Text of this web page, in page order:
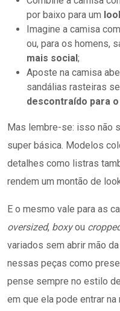
por baixo para um
Imagine a camisa
ou, para os homens,
mais social ;
Aposte na camisa
sandálias rasteiras
descontraído para o
Mas lembre-se: isso não
super básica. Modelos
detalhes como listras
rendem um montão de
E o mesmo vale para as
oversized, boxyou
variados sem abrir mão
nessas peças como
pense sempre no estilo
em que ela pode entrar na